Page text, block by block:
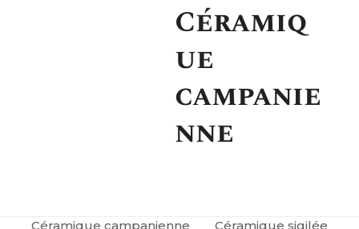
Céramiq
ue
campanie
nne
Céramique campanienne
Céramique sigilée